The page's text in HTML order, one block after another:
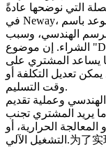
التي نوضحها عادةً
باسم
الهندسي، وسبب
الشراء. إن موضوع "DED و WAAM: كيف نحدد نطاق عمليات البناء
يساعد المشتري على
تعديل التكلفة أو
وقت التسليم.
وعملية تقديم
يريد المشتري تجنب
المعالجة الحرارية، أو
التشغيل الآلي.为了实现 ذلك، نحتاج إلى فهم ما إذا كانت تقنية DED